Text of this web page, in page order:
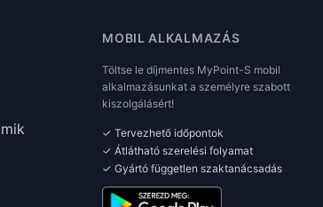
MOBIL ALKALMAZÁS
Töltse le díjmentes MyPoint-S mobil
alkalmazásunkat a személyre szabott
kiszolgálásért!
✓ Tervezhető időpontok
✓ Átlátható szerelési folyamat
✓ Gyártó független szaktanácsadás